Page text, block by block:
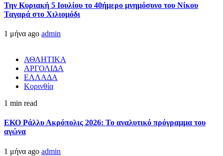
Την Κυριακή 5 Ιουλίου το 40ήμερο μνημόσυνο του Νίκου
Ταγαρά στο Χιλιομόδι
1 μήνα ago admin
ΑΘΛΗΤΙΚΑ
ΑΡΓΟΛΙΔΑ
ΕΛΛΑΔΑ
Κορινθία
1 min read
ΕΚΟ Ράλλυ Ακρόπολις 2026: Το αναλυτικό πρόγραμμα του
αγώνα
1 μήνα ago admin